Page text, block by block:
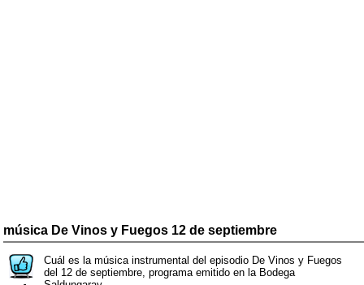
música De Vinos y Fuegos 12 de septiembre
Cuál es la música instrumental del episodio De Vinos y Fuegos
del 12 de septiembre, programa emitido en la Bodega